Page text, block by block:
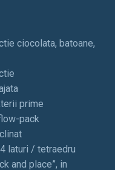
ciocolata, batoane,
prime
pack
laturi / tetraedru
and place”, in